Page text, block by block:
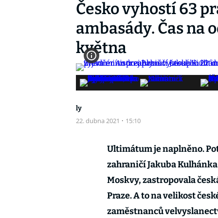
Česko vyhostí 63
ambasády. Čas na
května
ly
22. dubna 2021 · 15:10
Ultimátum je naplněno.
zahraničí Jakuba
Moskvy, zastropovala
Praze. A to na velikost
zaměstnanců